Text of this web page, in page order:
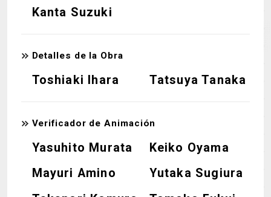
Kanta Suzuki
Detalles de la Obra
Toshiaki Ihara Tatsuya Tanaka
Verificador de Animación
Yasuhito Murata
Keiko Oyama
Mayuri Amino
Yutaka Sugiura